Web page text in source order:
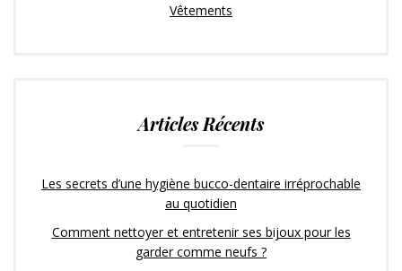
Vêtements
Articles Récents
Les secrets d’une hygiène bucco-dentaire irréprochable
au quotidien
Comment nettoyer et entretenir ses bijoux pour les
garder comme neufs ?